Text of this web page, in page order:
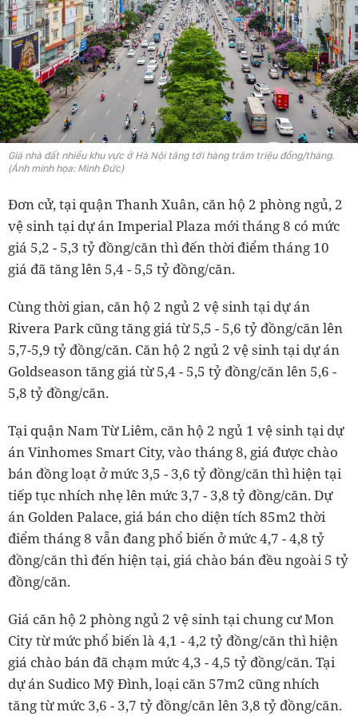
Giá nhà đất nhiều khu vực ở Hà Nội tăng tới hàng trăm triệu đồng/tháng.
(Ảnh minh họa: Minh Đức)
Đơn cử, tại quận Thanh Xuân, căn hộ 2 phòng ngủ, 2
vệ sinh tại dự án Imperial Plaza mới tháng 8 có mức
giá 5,2 - 5,3 tỷ đồng/căn thì đến thời điểm tháng 10
giá đã tăng lên 5,4 - 5,5 tỷ đồng/căn.
Cùng thời gian, căn hộ 2 ngủ 2 vệ sinh tại dự án
Rivera Park cũng tăng giá từ 5,5 - 5,6 tỷ đồng/căn lên
5,7-5,9 tỷ đồng/căn. Căn hộ 2 ngủ 2 vệ sinh tại dự án
Goldseason tăng giá từ 5,4 - 5,5 tỷ đồng/căn lên 5,6 -
5,8 tỷ đồng/căn.
Tại quận Nam Từ Liêm, căn hộ 2 ngủ 1 vệ sinh tại dự
án Vinhomes Smart City, vào tháng 8, giá được chào
bán đồng loạt ở mức 3,5 - 3,6 tỷ đồng/căn thì hiện tại
tiếp tục nhích nhẹ lên mức 3,7 - 3,8 tỷ đồng/căn. Dự
án Golden Palace, giá bán cho diện tích 85m2 thời
điểm tháng 8 vẫn đang phổ biến ở mức 4,7 - 4,8 tỷ
đồng/căn thì đến hiện tại, giá chào bán đều ngoài 5 tỷ
đồng/căn.
Giá căn hộ 2 phòng ngủ 2 vệ sinh tại chung cư Mon
City từ mức phổ biến là 4,1 - 4,2 tỷ đồng/căn thì hiện
giá chào bán đã chạm mức 4,3 - 4,5 tỷ đồng/căn. Tại
dự án Sudico Mỹ Đình, loại căn 57m2 cũng nhích
tăng từ mức 3,6 - 3,7 tỷ đồng/căn lên 3,8 tỷ đồng/căn.